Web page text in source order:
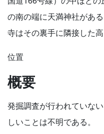
の南の端に天満神社がある
寺はその裏手に隣接した高
位置
概要
発掘調査が行われていな
しいことは不明である。